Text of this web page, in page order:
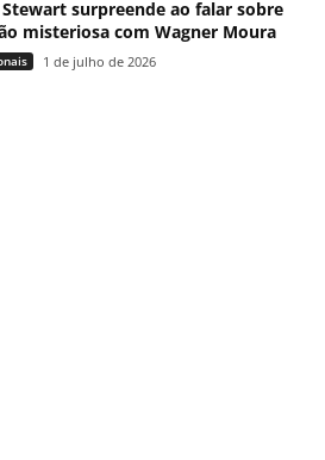
surpreende ao falar sobre
misteriosa com Wagner Moura
1 de julho de 2026